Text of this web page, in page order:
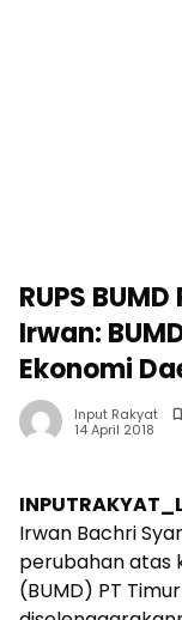
RUPS
Irwan:
Ekonomi
Input Rakyat
14 April 2018
Irwan Bachri
perubahan atas
(BUMD) PT